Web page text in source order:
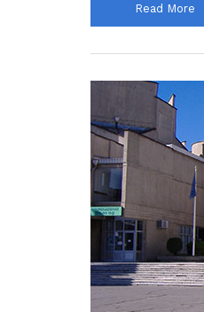
Read More